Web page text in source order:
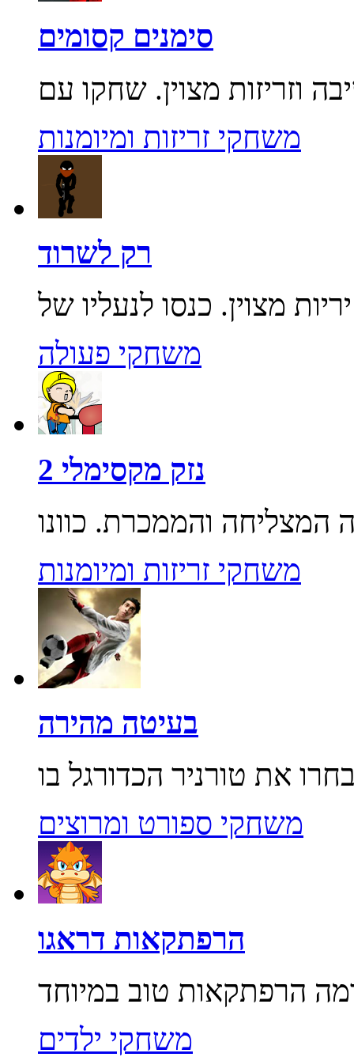
סימנים קסומים
משחקי זריזות ומיומנות
רק לשרוד
משחקי פעולה
נזק מקסימלי 2
משחקי זריזות ומיומנות
בעיטה מהירה
משחקי ספורט ומרוצים
הרפתקאות דראגו
משחקי ילדים